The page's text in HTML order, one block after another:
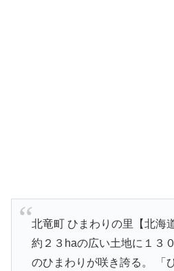
北竜町 ひまわりの里【北海道
約２３haの広い土地に１３
のひまわりが咲き誇る。 「